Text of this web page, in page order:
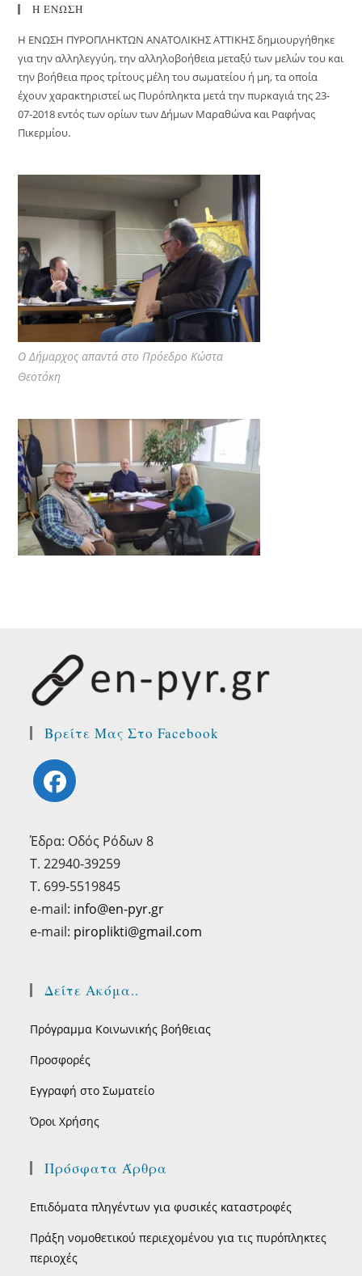
Η ΕΝΩΣΗ
H ΕΝΩΣΗ ΠΥΡΟΠΛΗΚΤΩΝ ΑΝΑΤΟΛΙΚΗΣ ΑΤΤΙΚΗΣ δημιουργήθηκε
για την αλληλεγγύη, την αλληλοβοήθεια μεταξύ των μελών του και
την βοήθεια προς τρίτους μέλη του σωματείου ή μη, τα οποία
έχουν χαρακτηριστεί ως Πυρόπληκτα μετά την πυρκαγιά της 23-
07-2018 εντός των ορίων των Δήμων Μαραθώνα και Ραφήνας
Πικερμίου.
Ο Δήμαρχος απαντά στο Πρόεδρο Κώστα
Θεοτόκη
Βρείτε Μας Στo Facebook
in
new
tab
Έδρα: Οδός Ρόδων 8
Τ. 22940-39259
T. 699-5519845
e-mail: info@en-pyr.gr
e-mail: piroplikti@gmail.com
Δείτε Ακόμα..
Πρόγραμμα Κοινωνικής βοήθειας
Προσφορές
Εγγραφή στο Σωματείο
Όροι Χρήσης
Πρόσφατα Άρθρα
Επιδόματα πληγέντων για φυσικές καταστροφές
Πράξη νομοθετικού περιεχομένου για τις πυρόπληκτες
περιοχές